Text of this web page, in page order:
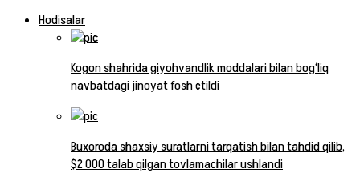
Hodisalar
Kogon shahrida giyohvandlik moddalari bilan bog‘liq
navbatdagi jinoyat fosh etildi
Buxoroda shaxsiy suratlarni tarqatish bilan tahdid qilib,
$2 000 talab qilgan tovlamachilar ushlandi